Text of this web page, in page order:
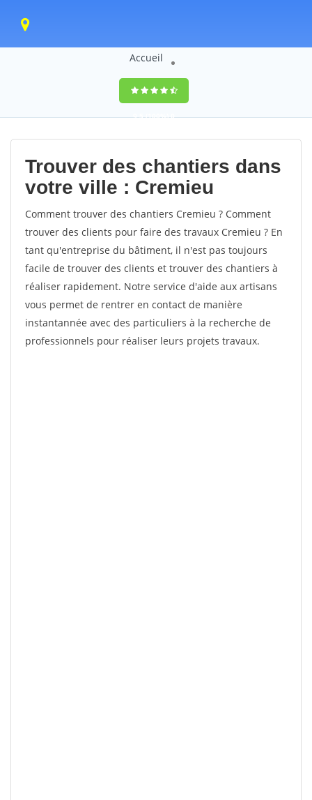
Accueil
9,5(100%)0
votes
Trouver des chantiers dans
votre ville : Cremieu
Comment trouver des chantiers Cremieu ? Comment
trouver des clients pour faire des travaux Cremieu ? En
tant qu'entreprise du bâtiment, il n'est pas toujours
facile de trouver des clients et trouver des chantiers à
réaliser rapidement. Notre service d'aide aux artisans
vous permet de rentrer en contact de manière
instantannée avec des particuliers à la recherche de
professionnels pour réaliser leurs projets travaux.